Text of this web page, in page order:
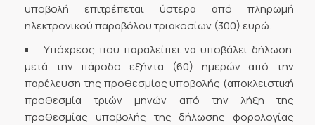
υποβολή επιτρέπεται ύστερα από πληρωμή
ηλεκτρονικού παραβόλου τριακοσίων (300) ευρώ.
Υπόχρεος που παραλείπει να υποβάλει δήλωση
μετά την πάροδο εξήντα (60) ημερών από την
παρέλευση της προθεσμίας υποβολής (αποκλειστική
προθεσμία τριών μηνών από την λήξη της
προθεσμίας υποβολής της δήλωσης φορολογίας